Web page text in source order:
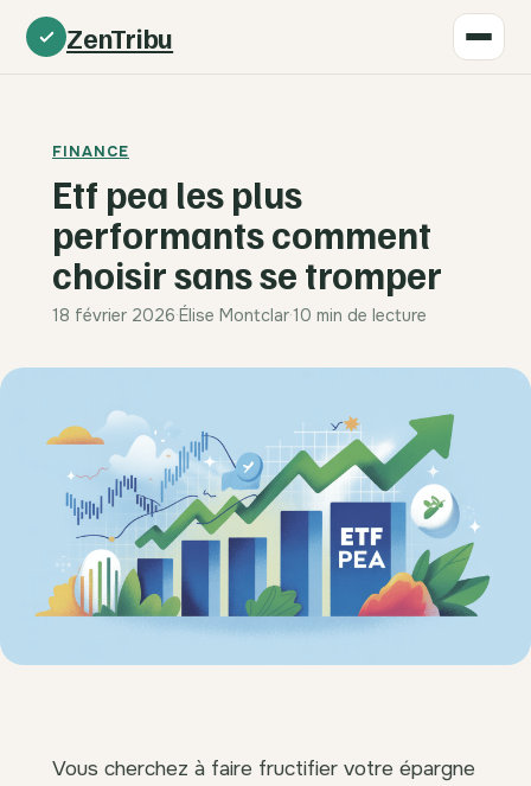
ZenTribu
FINANCE
Etf pea les plus
performants comment
choisir sans se tromper
18 février 2026·Élise Montclar·10 min de lecture
Vous cherchez à faire fructifier votre épargne